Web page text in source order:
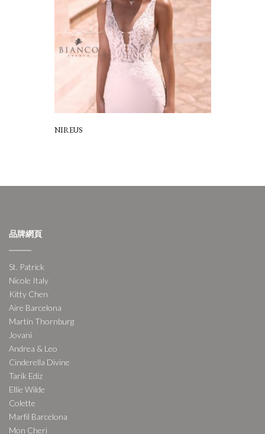
NIREUS
品牌網頁
St. Patrick
Nicole Italy
Kitty Chen
Aire Barcelona
Martin Thornburg
Jovani
Andrea & Leo
Cinderella Divine
Tarik Ediz
Ellie Wilde
Colette
Marfil Barcelona
Mon Cheri